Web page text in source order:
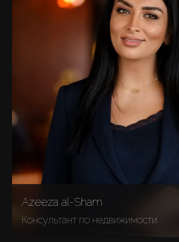
Azeeza al-Sham
Консультант по недвижимости